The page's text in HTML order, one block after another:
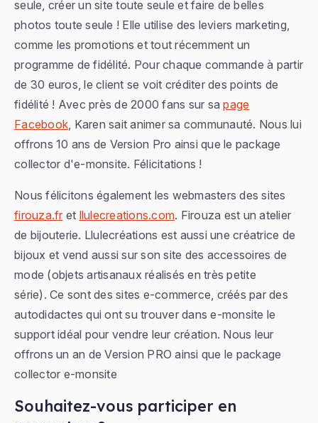
seule, créer un site toute seule et faire de belles
photos toute seule ! Elle utilise des leviers marketing,
comme les promotions et tout récemment un
programme de fidélité. Pour chaque commande à partir
de 30 euros, le client se voit créditer des points de
fidélité ! Avec près de 2000 fans sur sapage
Facebook , Karen sait animer sa communauté. Nous lui
offrons 10 ans de Version Pro ainsi que le package
collector d'e-monsite. Félicitations !
Nous félicitons également les webmasters des sites
firouza.fr et llulecreations.com. Firouza est un atelier
de bijouterie. Llulecréations est aussi une créatrice de
bijoux et vend aussi sur son site des accessoires de
mode (objets artisanaux réalisés en très petite
série). Ce sont des sites e-commerce, créés par des
autodidactes qui ont su trouver dans e-monsite le
support idéal pour vendre leur création. Nous leur
offrons un an de Version PRO ainsi que le package
collector e-monsite
Souhaitez-vous participer en